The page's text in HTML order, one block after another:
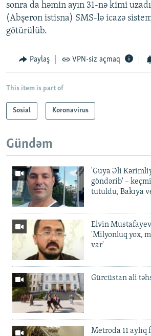
sonra da həmin ayın 31-nə kimi
(Abşeron istisna) SMS-lə icazə
götürülüb.
Paylaş VPN-siz açmaq
This item is part of
Sosial Koronavirus
Gündəm
'Guya Əli
göndərib' –
tutuldu, Bakıya
Elvin Mustafayev
'Milyonluq yox,
var'
Gürcüstan ali
Metroda 11 aylıq